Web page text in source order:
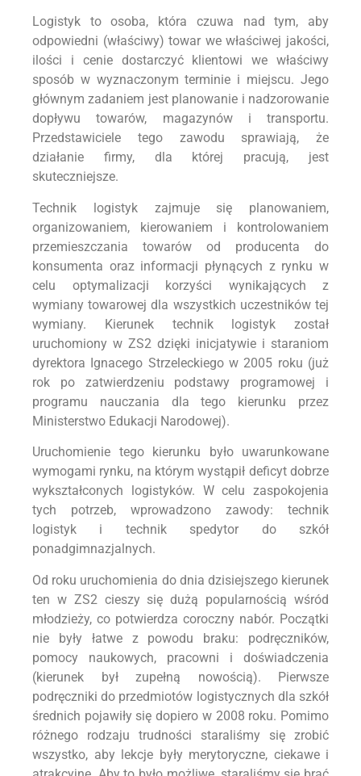
Logistyk to osoba, która czuwa nad tym, aby
odpowiedni (właściwy) towar we właściwej jakości,
ilości i cenie dostarczyć klientowi we właściwy
sposób w wyznaczonym terminie i miejscu. Jego
głównym zadaniem jest planowanie i nadzorowanie
dopływu towarów, magazynów i transportu.
Przedstawiciele tego zawodu sprawiają, że
działanie firmy, dla której pracują, jest
skuteczniejsze.
Technik logistyk zajmuje się planowaniem,
organizowaniem, kierowaniem i kontrolowaniem
przemieszczania towarów od producenta do
konsumenta oraz informacji płynących z rynku w
celu optymalizacji korzyści wynikających z
wymiany towarowej dla wszystkich uczestników tej
wymiany. Kierunek technik logistyk został
uruchomiony w ZS2 dzięki inicjatywie i staraniom
dyrektora Ignacego Strzeleckiego w 2005 roku (już
rok po zatwierdzeniu podstawy programowej i
programu nauczania dla tego kierunku przez
Ministerstwo Edukacji Narodowej).
Uruchomienie tego kierunku było uwarunkowane
wymogami rynku, na którym wystąpił deficyt dobrze
wykształconych logistyków. W celu zaspokojenia
tych potrzeb, wprowadzono zawody: technik
logistyk i technik spedytor do szkół
ponadgimnazjalnych.
Od roku uruchomienia do dnia dzisiejszego kierunek
ten w ZS2 cieszy się dużą popularnością wśród
młodzieży, co potwierdza coroczny nabór. Początki
nie były łatwe z powodu braku: podręczników,
pomocy naukowych, pracowni i doświadczenia
(kierunek był zupełną nowością). Pierwsze
podręczniki do przedmiotów logistycznych dla szkół
średnich pojawiły się dopiero w 2008 roku. Pomimo
różnego rodzaju trudności staraliśmy się zrobić
wszystko, aby lekcje były merytoryczne, ciekawe i